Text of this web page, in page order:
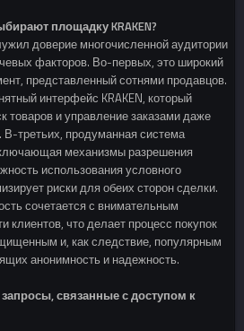
площадку KRAKEN?
доверие многочисленной аудитории
факторов. Во-первых, это широкий
представленный сотнями продавцов.
интерфейс KRAKEN, который
товаров и управление заказами даже
третьих, продуманная система
механизмы разрешения
использования условного
риски для обеих сторон сделки.
сочетается с внимательным
клиентов, что делает процесс покупок
и, как следствие, популярным
анонимность и надежность.
связанные с доступом к